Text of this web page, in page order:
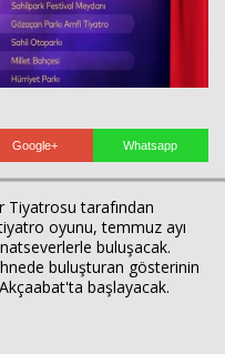
Google+ Whatsapp
Tiyatrosu tarafından
oyunu, temmuz ayı
buluşacak.
buluşturan gösterinin
başlayacak.
Haberin Doğru Adresi.